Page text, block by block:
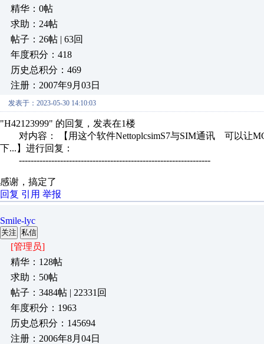
精华：0帖
求助：24帖
帖子：26帖 | 63回
年度积分：418
历史总积分：469
注册：2007年9月03日
发表于：2023-05-30 14:10:03
"H42123999" 的回复，发表在1楼
对内容： 【用这个软件NettoplcsimS7与SIM通讯 可以让
下...】进行回复：
-----------------------------------------------------------------
感谢，搞定了
回复 引用 举报
Smile-lyc
关注 私信
[管理员]
精华：128帖
求助：50帖
帖子：3484帖 | 22331回
年度积分：1963
历史总积分：145694
注册：2006年8月04日